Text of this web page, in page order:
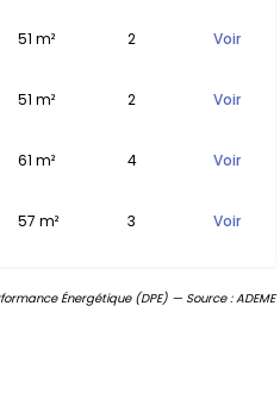
51 m² 2 Voir
51 m² 2 Voir
61 m² 4 Voir
57 m² 3 Voir
Énergétique (DPE) — Source : ADEME